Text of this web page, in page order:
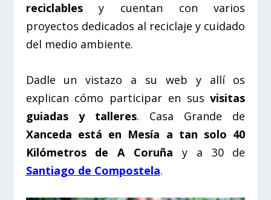
reciclablesy cuentan con varios
proyectos dedicados al reciclaje y cuidado
del medio ambiente.
Dadle un vistazo a su web y allí os
explican cómo participar en sus visitas
guiadas y talleres. Casa Grande de
Xanceda está en Mesía a tan solo 40
Kilómetros de A Coruña y a 30 de
Santiago de Compostela.